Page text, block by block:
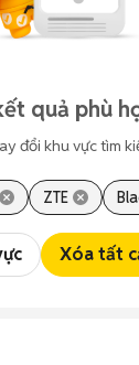
quả phù
đổi khu vực tìm
ZTE
Xóa tất